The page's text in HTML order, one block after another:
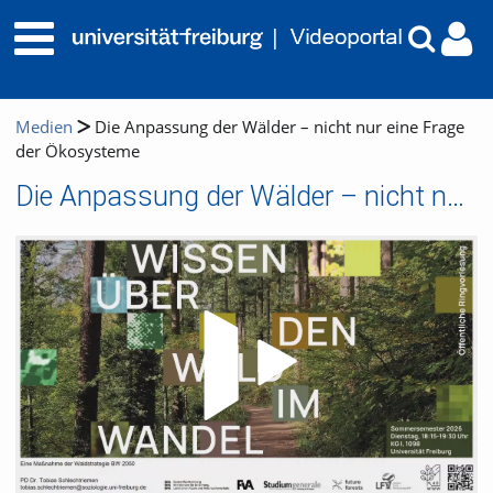
Medien
Die Anpassung der Wälder – nicht nur eine Frage
der Ökosysteme
Die Anpassung der Wälder – nicht nur eine Frage der Ökosysteme